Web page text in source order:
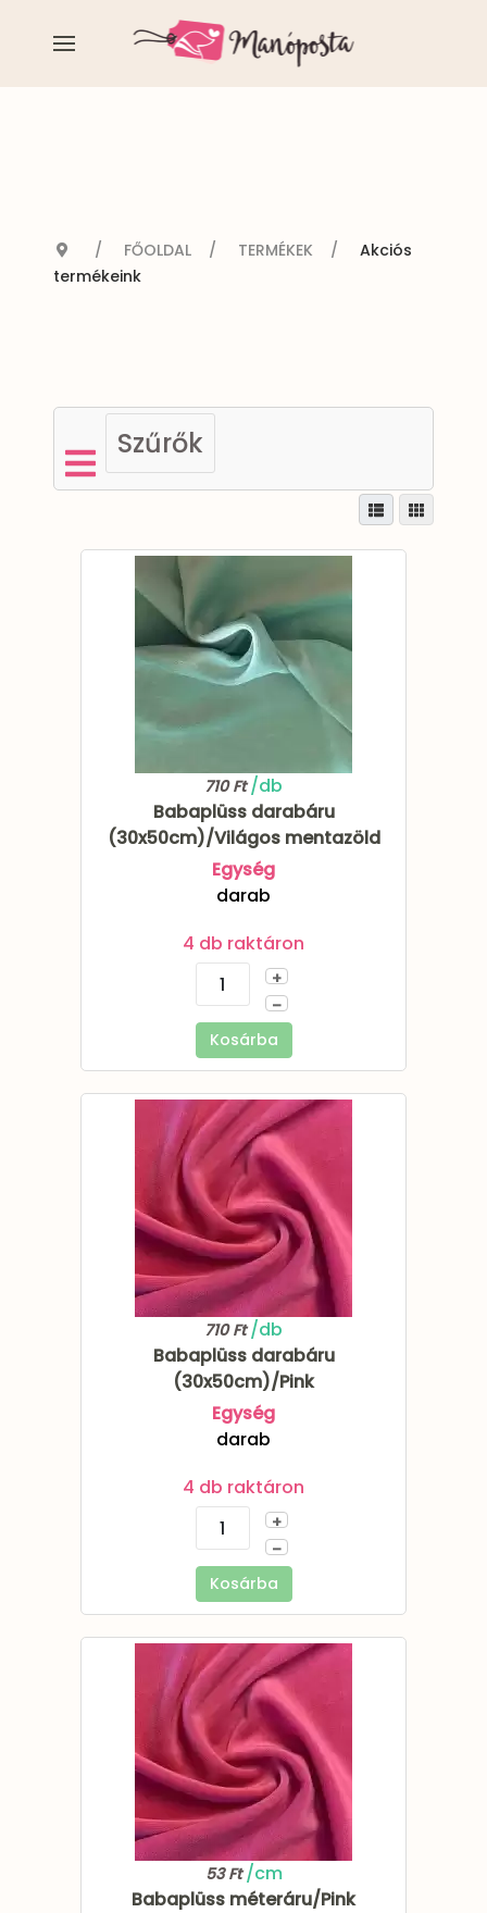
FŐOLDAL TERMÉKEK
Akciós
termékeink
Szűrők
710 Ft/db
Babaplüss darabáru
(30x50cm)/Világos mentazöld
Egység
darab
4 db raktáron
+
–
Kosárba
710 Ft/db
Babaplüss darabáru
(30x50cm)/Pink
Egység
darab
4 db raktáron
+
–
Kosárba
53 Ft/cm
Babaplüss méteráru/Pink